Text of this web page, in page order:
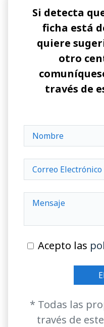
Si detecta
ficha está
quiere
otro
través de
Acepto las
* Todas las
través de